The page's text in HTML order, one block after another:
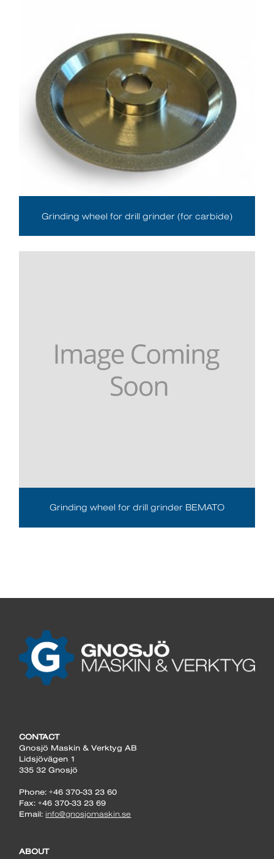
Grinding wheel for drill grinder (for carbide)
Grinding wheel for drill grinder BEMATO
CONTACT
Gnosjö Maskin & Verktyg AB
Lidsjövägen 1
335 32 Gnosjö
Phone: +46 370-33 23 60
Fax: +46 370-33 23 69
Email: info@gnosjomaskin.se
ABOUT